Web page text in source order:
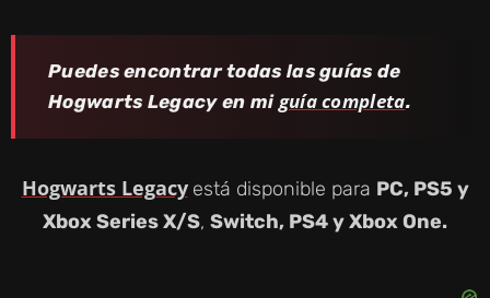
Puedes encontrar todas las guías de
Hogwarts Legacy en mi guía completa.
Hogwarts Legacy está disponible para PC, PS5 y
Xbox Series X/S, Switch, PS4 y Xbox One.